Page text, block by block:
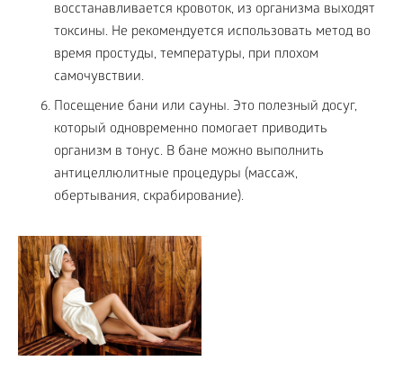
восстанавливается кровоток, из организма выходят
токсины. Не рекомендуется использовать метод во
время простуды, температуры, при плохом
самочувствии.
Посещение бани или сауны. Это полезный досуг,
который одновременно помогает приводить
организм в тонус. В бане можно выполнить
антицеллюлитные процедуры (массаж,
обертывания, скрабирование).